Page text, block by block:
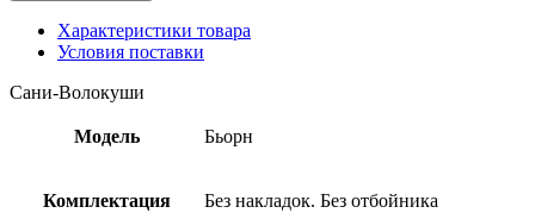
Характеристики товара
Условия поставки
Сани-Волокуши
Модель Бьорн
Комплектация Без накладок. Без отбойника